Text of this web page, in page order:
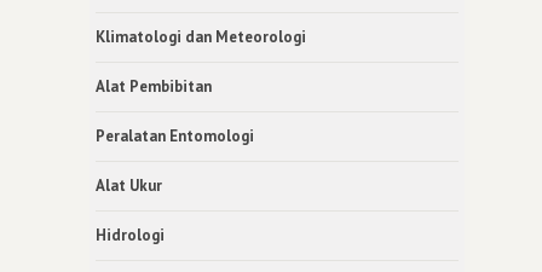
Klimatologi dan Meteorologi
Alat Pembibitan
Peralatan Entomologi
Alat Ukur
Hidrologi